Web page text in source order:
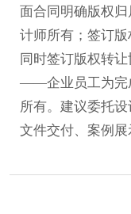
面合同明确版权
计师所有；签订
同时签订版权转
——企业员工为完
所有。建议委托
文件交付、案例展